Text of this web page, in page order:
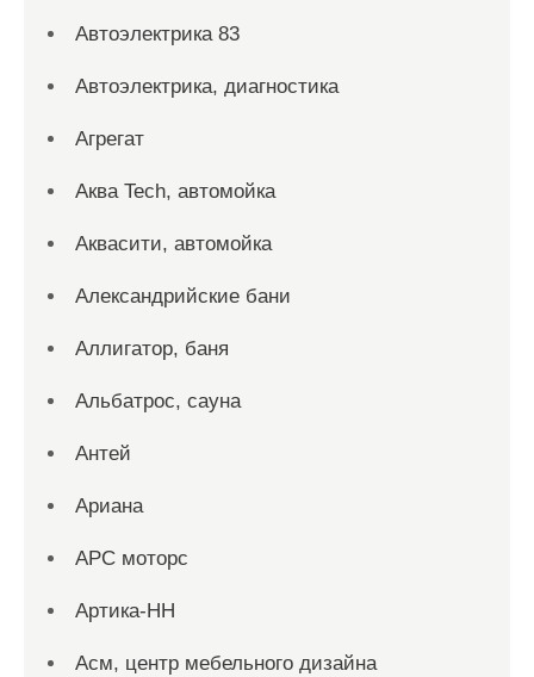
Автоэлектрика 83
Автоэлектрика, диагностика
Агрегат
Аква Tech, автомойка
Аквасити, автомойка
Александрийские бани
Аллигатор, баня
Альбатрос, сауна
Антей
Ариана
АРС моторс
Артика-НН
Асм, центр мебельного дизайна